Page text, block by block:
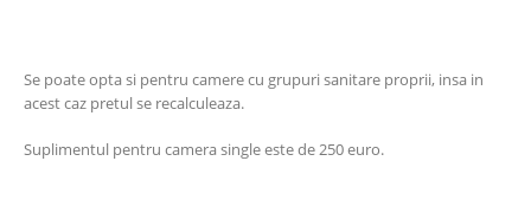
Se poate opta si pentru camere cu grupuri sanitare proprii, insa in
acest caz pretul se recalculeaza.
Suplimentul pentru camera single este de 250 euro.